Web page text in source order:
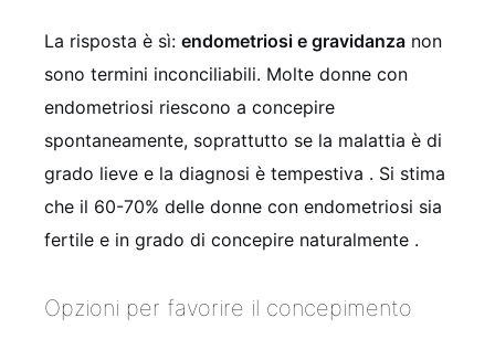
La risposta è sì: endometriosi e gravidanza non
sono termini inconciliabili. Molte donne con
endometriosi riescono a concepire
spontaneamente, soprattutto se la malattia è di
grado lieve e la diagnosi è tempestiva . Si stima
che il 60-70% delle donne con endometriosi sia
fertile e in grado di concepire naturalmente .
Opzioni per favorire il concepimento